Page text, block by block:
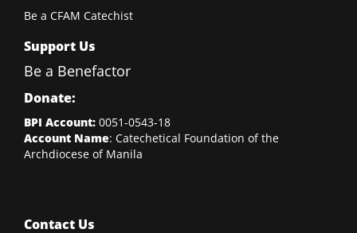
Be a CFAM Catechist
Support Us
Be a Benefactor
Donate:
BPI Account: 0051-0543-18
Account Name: Catechetical Foundation of the
Archdiocese of Manila
Contact Us